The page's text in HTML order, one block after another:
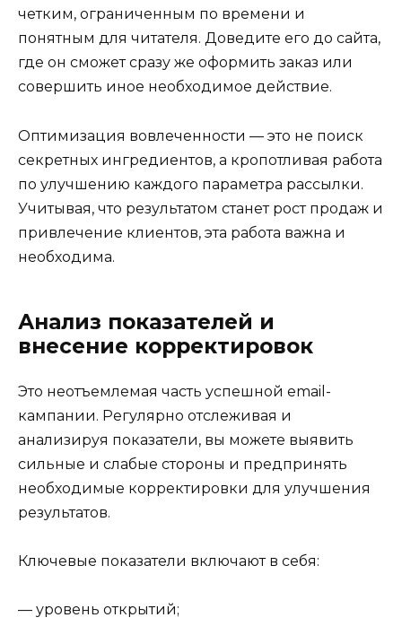
четким, ограниченным по времени и
понятным для читателя. Доведите его до сайта,
где он сможет сразу же оформить заказ или
совершить иное необходимое действие.
Оптимизация вовлеченности — это не поиск
секретных ингредиентов, а кропотливая работа
по улучшению каждого параметра рассылки.
Учитывая, что результатом станет рост продаж и
привлечение клиентов, эта работа важна и
необходима.
Анализ показателей и
внесение корректировок
Это неотъемлемая часть успешной email-
кампании. Регулярно отслеживая и
анализируя показатели, вы можете выявить
сильные и слабые стороны и предпринять
необходимые корректировки для улучшения
результатов.
Ключевые показатели включают в себя:
— уровень открытий;